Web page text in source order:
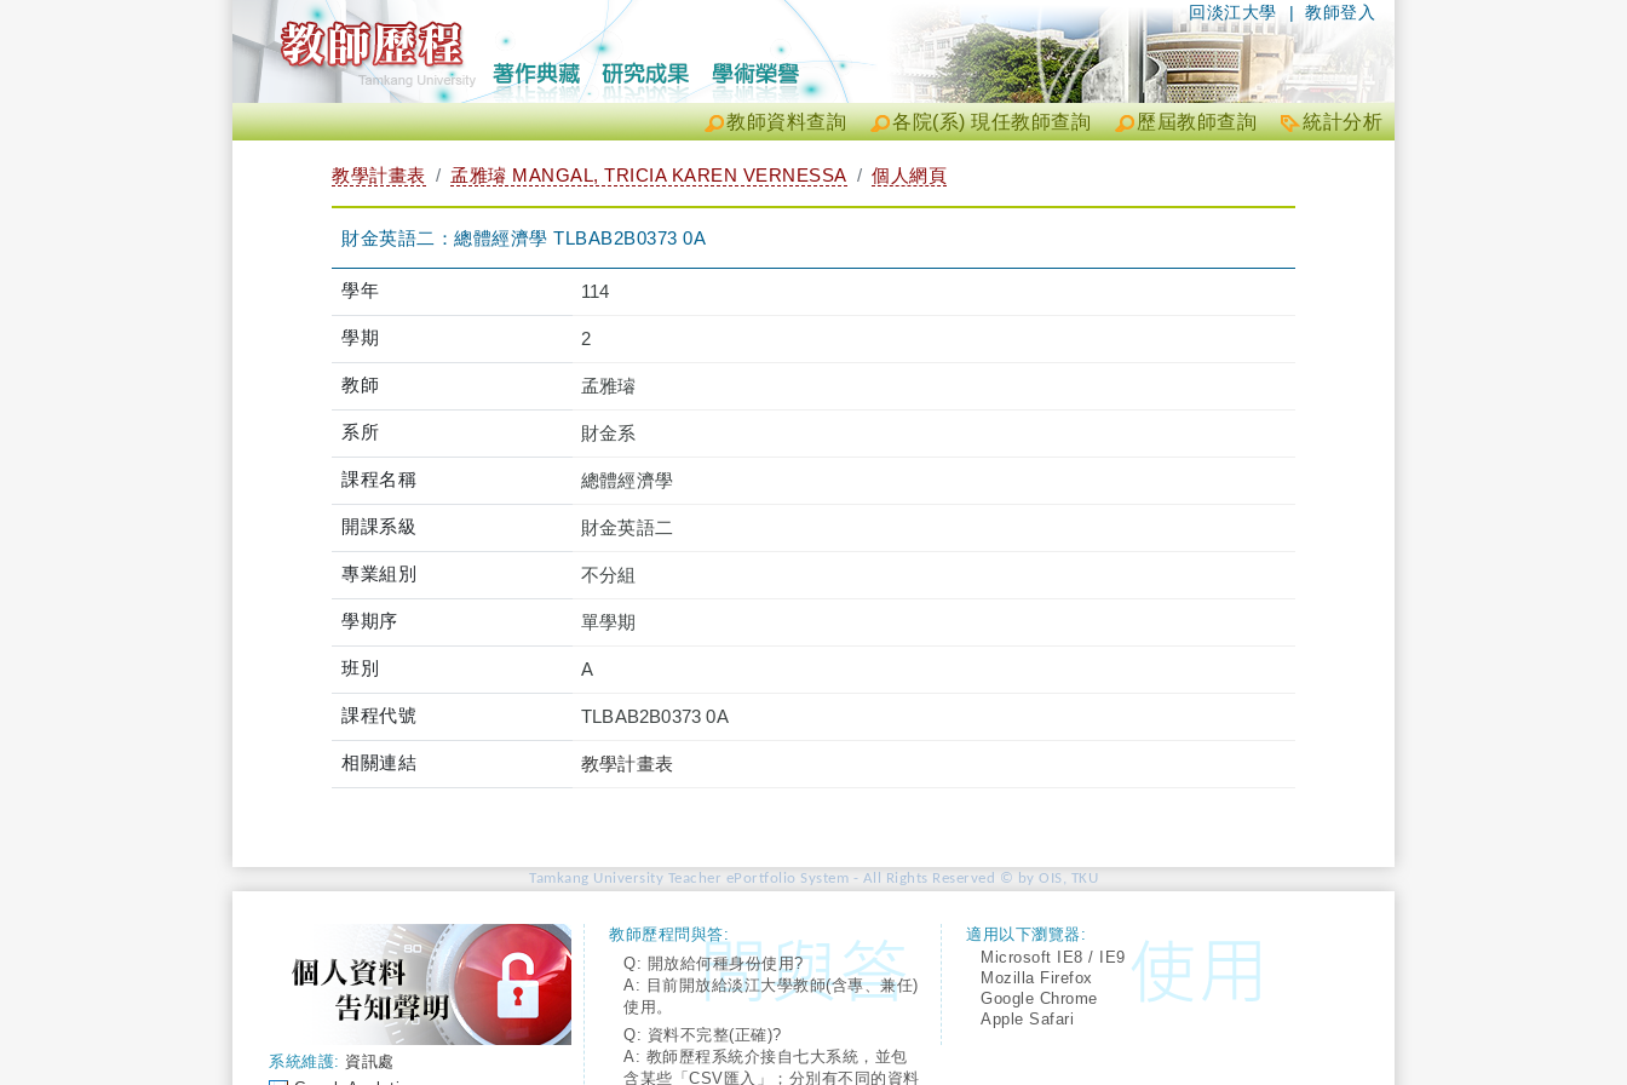
| 教師登入
回淡江大學
統計分析
歷屆教師查詢
各院(系) 現任教師查詢
教師資料查詢
教學計畫表 孟雅璿 MANGAL, TRICIA KAREN VERNESSA 個人網頁
財金英語二：總體經濟學 TLBAB2B0373 0A
學年 114
學期 2
教師 孟雅璿
系所 財金系
課程名稱 總體經濟學
開課系級 財金英語二
專業組別 不分組
學期序 單學期
班別 A
課程代號 TLBAB2B0373 0A
相關連結 教學計畫表
Tamkang University Teacher ePortfolio System - All Rights Reserved © by OIS, TKU
系統維護: 資訊處
教師歷程問與答:
Q: 開放給何種身份使用?
A: 目前開放給淡江大學教師(含專、兼任)
使用。
Q: 資料不完整(正確)?
A: 教師歷程系統介接自七大系統，並包
含某些「CSV匯入」；分別有不同的資料
適用以下瀏覽器:
Microsoft IE8 / IE9
Mozilla Firefox
Google Chrome
Apple Safari